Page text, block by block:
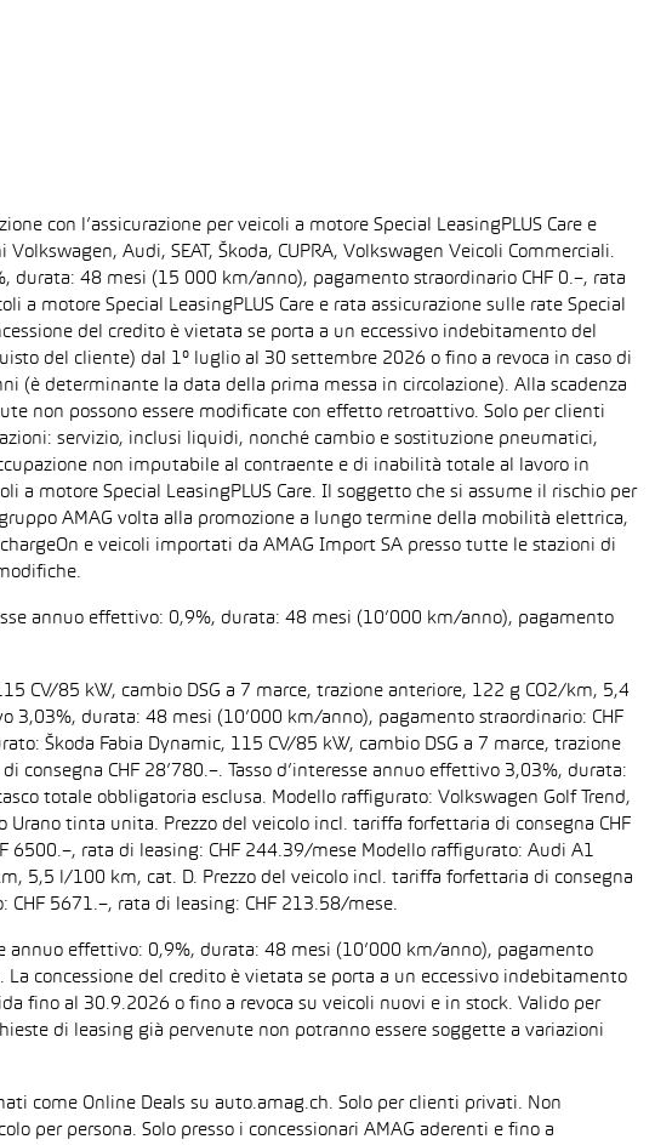
con l’assicurazione per veicoli a motore Special LeasingPLUS Care e
Audi, SEAT, Škoda, CUPRA, Volkswagen Veicoli Commerciali.
durata: 48 mesi (15 000 km/anno), pagamento straordinario CHF 0.–, rata
a motore Special LeasingPLUS Care e rata assicurazione sulle rate Special
del credito è vietata se porta a un eccessivo indebitamento del
del cliente) dal 1° luglio al 30 settembre 2026 o fino a revoca in caso di
(è determinante la data della prima messa in circolazione). Alla scadenza
non possono essere modificate con effetto retroattivo. Solo per clienti
servizio, inclusi liquidi, nonché cambio e sostituzione pneumatici,
non imputabile al contraente e di inabilità totale al lavoro in
a motore Special LeasingPLUS Care. Il soggetto che si assume il rischio per
gruppo AMAG volta alla promozione a lungo termine della mobilità elettrica,
e veicoli importati da AMAG Import SA presso tutte le stazioni di
annuo effettivo: 0,9%, durata: 48 mesi (10’000 km/anno), pagamento
CV/85 kW, cambio DSG a 7 marce, trazione anteriore, 122 g CO2/km, 5,4
3,03%, durata: 48 mesi (10’000 km/anno), pagamento straordinario: CHF
Škoda Fabia Dynamic, 115 CV/85 kW, cambio DSG a 7 marce, trazione
CHF 28’780.–. Tasso d’interesse annuo effettivo 3,03%, durata:
totale obbligatoria esclusa. Modello raffigurato: Volkswagen Golf Trend,
tinta unita. Prezzo del veicolo incl. tariffa forfettaria di consegna CHF
6500.–, rata di leasing: CHF 244.39/mese Modello raffigurato: Audi A1
5,5 l/100 km, cat. D. Prezzo del veicolo incl. tariffa forfettaria di consegna
5671.–, rata di leasing: CHF 213.58/mese.
annuo effettivo: 0,9%, durata: 48 mesi (10’000 km/anno), pagamento
concessione del credito è vietata se porta a un eccessivo indebitamento
fino al 30.9.2026 o fino a revoca su veicoli nuovi e in stock. Valido per
di leasing già pervenute non potranno essere soggette a variazioni
come Online Deals su auto.amag.ch. Solo per clienti privati. Non
per persona. Solo presso i concessionari AMAG aderenti e fino a